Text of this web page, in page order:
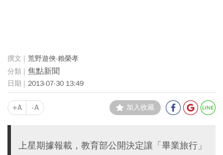
荒野遊俠-賴榮孝
焦點新聞
2013-07-30 13:49
+A -A 加入收藏
上星期據報載，教育部公開決定讓「畢業旅行」